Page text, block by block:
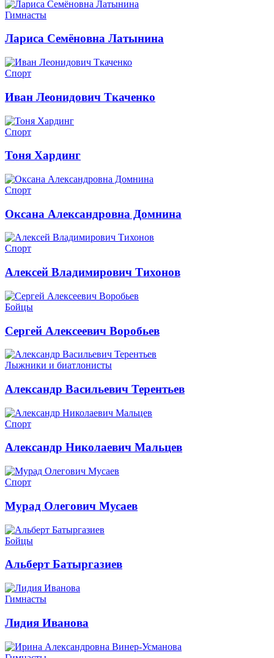
Гимнасты
Лариса Семёновна Латынина
Спорт
Иван Леонидович Ткаченко
Спорт
Тоня Хардинг
Спорт
Оксана Александровна Домнина
Спорт
Алексей Владимирович Тихонов
Бойцы
Сергей Алексеевич Воробьев
Лыжники и биатлонисты
Александр Васильевич Терентьев
Спорт
Александр Николаевич Мальцев
Спорт
Мурад Олегович Мусаев
Бойцы
Альберт Батыргазиев
Гимнасты
Лидия Иванова